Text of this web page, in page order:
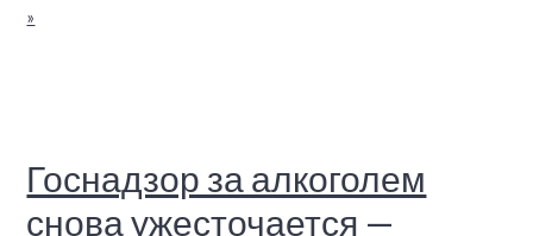
»
Госнадзор за алкоголем
снова ужесточается —